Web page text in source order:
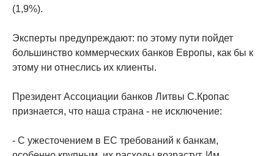
(1,9%).
Эксперты предупреждают: по этому пути пойдет
большинство коммерческих банков Европы, как бы к
этому ни отнеслись их клиенты.
Президент Ассоциации банков Литвы С.Кропас
признается, что наша страна - не исключение:
- С ужесточением в ЕС требований к банкам,